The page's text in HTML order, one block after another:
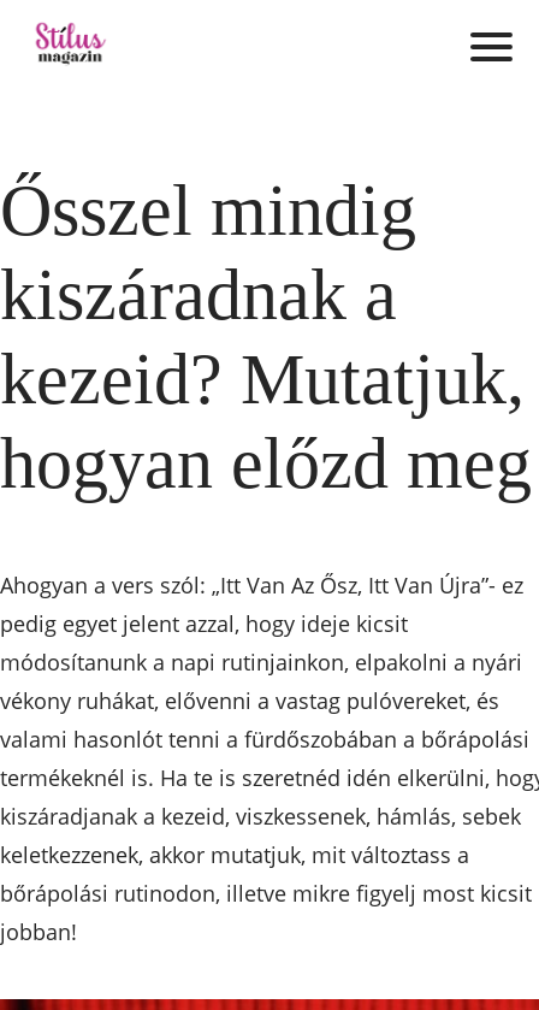
Ősszel mindig
kiszáradnak a
kezeid? Mutatjuk,
hogyan előzd
Ahogyan a vers szól: „Itt Van Az Ősz, Itt Van Újra”- ez
pedig egyet jelent azzal, hogy ideje kicsit
módosítanunk a napi rutinjainkon, elpakolni a nyári
vékony ruhákat, elővenni a vastag pulóvereket, és
valami hasonlót tenni a fürdőszobában a bőrápolási
termékeknél is. Ha te is szeretnéd idén elkerülni,
kiszáradjanak a kezeid, viszkessenek, hámlás, sebek
keletkezzenek, akkor mutatjuk, mit változtass a
bőrápolási rutinodon, illetve mikre figyelj most kicsit
jobban!